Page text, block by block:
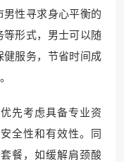
性寻求身心平衡的
形式，男士可以随
服务，节省时间成
先考虑具备专业资
全性和有效性。同
餐，如缓解肩颈酸